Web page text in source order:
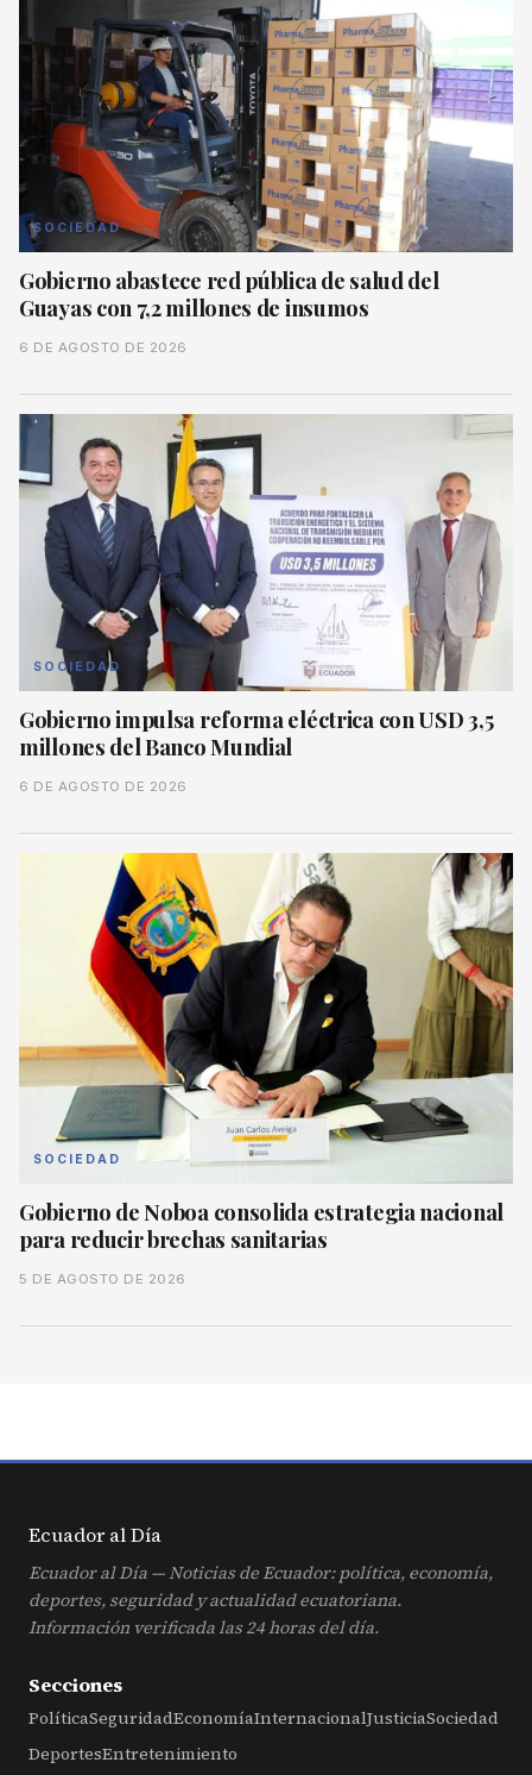
SOCIEDAD
Gobierno abastece red pública de salud del
Guayas con 7,2 millones de insumos
6 DE AGOSTO DE 2026
SOCIEDAD
Gobierno impulsa reforma eléctrica con USD 3,5
millones del Banco Mundial
6 DE AGOSTO DE 2026
SOCIEDAD
Gobierno de Noboa consolida estrategia nacional
para reducir brechas sanitarias
5 DE AGOSTO DE 2026
Ecuador alDía
Ecuador al Día — Noticias de Ecuador: política, economía,
deportes, seguridad y actualidad ecuatoriana.
Información verificada las 24 horas del día.
Secciones
PolíticaSeguridadEconomíaInternacionalJusticiaSociedad
DeportesEntretenimiento